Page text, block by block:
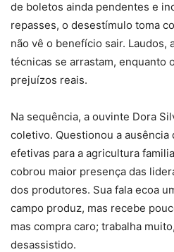
de boletos ainda pendentes e
repasses, o desestímulo toma
não vê o benefício sair. Laudos,
técnicas se arrastam, enquanto
prejuízos reais.
Na sequência, a ouvinte Dora
coletivo. Questionou a
efetivas para a agricultura
cobrou maior presença das
dos produtores. Sua fala ecoa
campo produz, mas recebe
mas compra caro; trabalha
desassistido.